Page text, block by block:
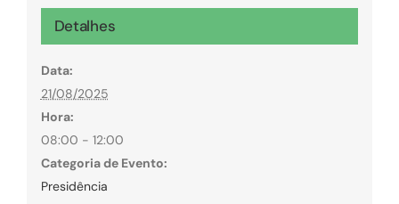
Detalhes
Data:
21/08/2025
Hora:
08:00 - 12:00
Categoria de Evento:
Presidência